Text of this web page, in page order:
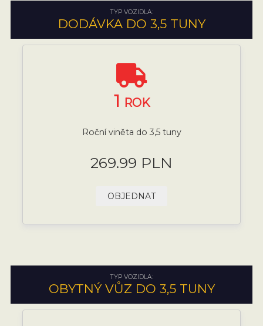
TYP VOZIDLA:
DODÁVKA DO 3,5 TUNY
1 ROK
Roční viněta do 3,5 tuny
269.99 PLN
OBJEDNAT
TYP VOZIDLA:
OBYTNÝ VŮZ DO 3,5 TUNY